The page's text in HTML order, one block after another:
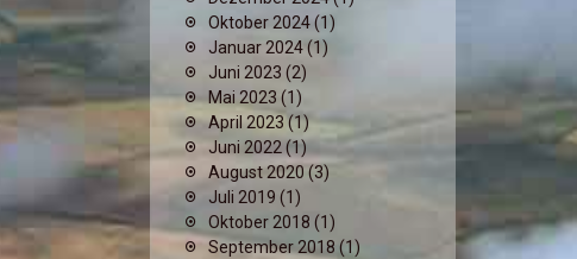
Oktober 2024(1)
Januar 2024(1)
Juni 2023 (2)
Mai 2023 (1)
April 2023(1)
Juni 2022(1)
August 2020 (3)
Juli 2019 (1)
Oktober 2018 (1)
September 2018 (1)